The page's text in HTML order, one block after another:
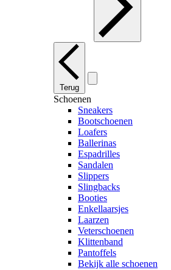
Terug
Schoenen
Sneakers
Bootschoenen
Loafers
Ballerinas
Espadrilles
Sandalen
Slippers
Slingbacks
Booties
Enkellaarsjes
Laarzen
Veterschoenen
Klittenband
Pantoffels
Bekijk alle schoenen